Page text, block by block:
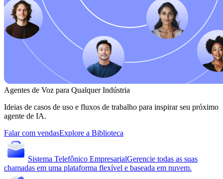
Agentes de Voz para Qualquer Indústria
Ideias de casos de uso e fluxos de trabalho para inspirar seu próximo
agente de IA.
Falar com vendasExplore a Biblioteca
Sistema Telefônico EmpresarialGerencie todas as suas
chamadas em uma plataforma flexível e baseada em nuvem.